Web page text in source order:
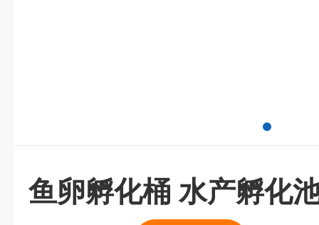
鱼卵孵化桶 水产孵化